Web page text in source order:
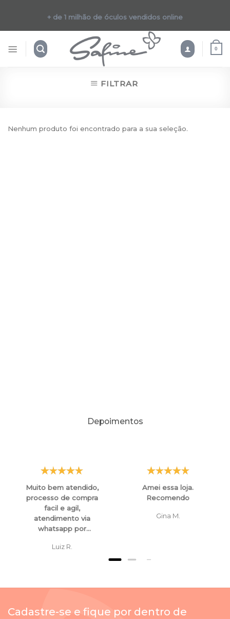
+ de 1 milhão de óculos vendidos online
0
FILTRAR
Nenhum produto foi encontrado para a sua seleção.
Depoimentos
Muito bem atendido,
processo de compra
facil e agil,
atendimento via
whatsapp por
atenciosos e
mesmo para
compras.
Luiz R.
Amei essa loja.
Recomendo
Gina M.
Cadastre-se e fique por dentro de